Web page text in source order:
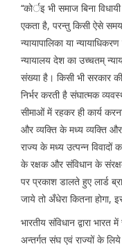
‘‘कोर्इ भी समाज बिना
एकता है, परन्तु किसी ऐसे
न्यायापालिका या
न्यायालय देश का उच्चतम्
संख्या है। किसी भी सरकार
निर्भर करती है संघात्मक
सीमाओं में रहकर ही कार्य
और व्यक्ति के मध्य व्यक्ति
राज्य के मध्य उत्पन्न विवादों
के रक्षक और संविधान के
पर प्रकाश डालते हुए लार्ड
जाये तो अँधेरा कितना होगा,
भारतीय संविधान द्वारा
अन्तर्गत संघ एवं राज्यों के